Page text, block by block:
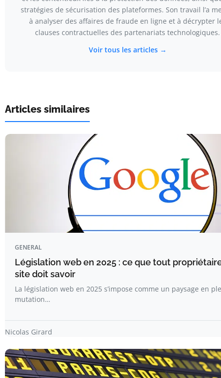
stratégies de sécurisation des plateformes. Son travail l’a
à analyser des affaires de fraude en ligne et à décrypter
clauses contractuelles des partenariats technologiques.
Voir tous les articles →
Articles similaires
GENERAL
Législation web en 2025 : ce que tout
site doit savoir
La législation web en 2025 s’impose comme un paysage en
mutation…
Nicolas Girard